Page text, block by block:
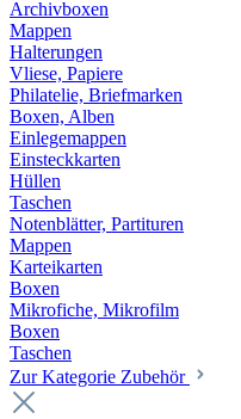
Archivboxen
Mappen
Halterungen
Vliese, Papiere
Philatelie, Briefmarken
Boxen, Alben
Einlegemappen
Einsteckkarten
Hüllen
Taschen
Notenblätter, Partituren
Mappen
Karteikarten
Boxen
Mikrofiche, Mikrofilm
Boxen
Taschen
Zur Kategorie Zubehör